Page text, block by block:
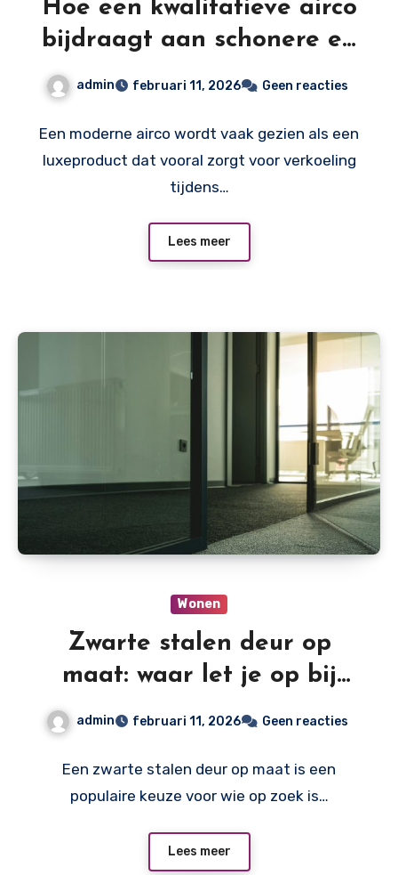
Hoe een kwalitatieve airco
bijdraagt aan schonere en
gezondere binnenlucht
admin februari 11, 2026 Geen reacties
Een moderne airco wordt vaak gezien als een
luxeproduct dat vooral zorgt voor verkoeling
tijdens…
Lees meer
Wonen
Zwarte stalen deur op
maat: waar let je op bij
glas, coating en veiligheid
admin februari 11, 2026 Geen reacties
Een zwarte stalen deur op maat is een
populaire keuze voor wie op zoek is…
Lees meer